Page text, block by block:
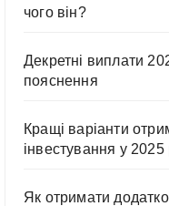
чого він?
Декретні виплати
пояснення
Кращі варіанти
інвестування у 2025
Як отримати